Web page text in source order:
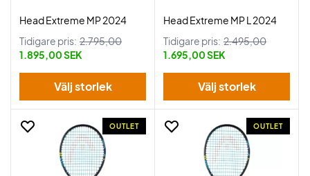
Head Extreme MP 2024
Tidigare pris: 2.795,00
1.895,00 SEK
Välj storlek
Head Extreme MP L 2024
Tidigare pris: 2.495,00
1.695,00 SEK
Välj storlek
OUTLET OUTLET